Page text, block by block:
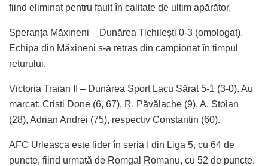
fiind eliminat pentru fault în calitate de ultim apărător.
Speranța Măxineni – Dunărea Tichilești 0-3 (omologat).
Echipa din Măxineni s-a retras din campionat în timpul
returului.
Victoria Traian II – Dunărea Sport Lacu Sărat 5-1 (3-0). Au
marcat: Cristi Done (6, 67), R. Păvălache (9), A. Stoian
(28), Adrian Andrei (75), respectiv Constantin (60).
AFC Urleasca este lider în seria I din Liga 5, cu 64 de
puncte, fiind urmată de Romgal Romanu, cu 52 de puncte.